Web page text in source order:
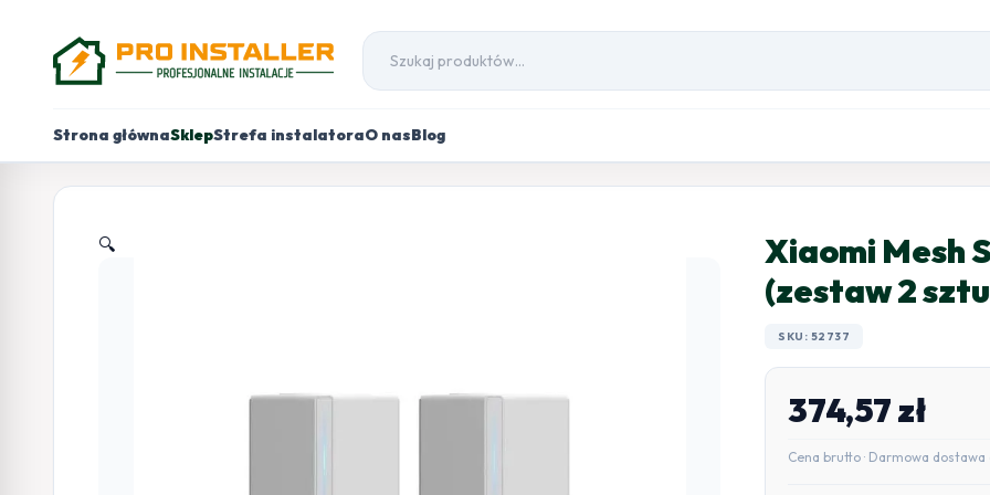
Strona głównaSklepStrefa instalatoraO nasBlog
🔍
Xiaomi Mesh
(zestaw 2
SKU: 52737
374,57zł
Cena brutto · Darmowa dostawa